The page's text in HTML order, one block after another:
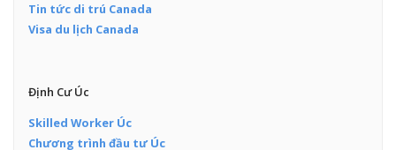
Tin tức di trú Canada
Visa du lịch Canada
Định Cư Úc
Skilled Worker Úc
Chương trình đầu tư Úc